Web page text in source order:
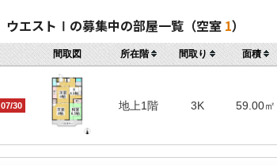
ウエストⅠの募集中の部屋一覧（空室 1）
間取図 所在階 間取り 面積
07/30 地上1階 3K 59.00㎡